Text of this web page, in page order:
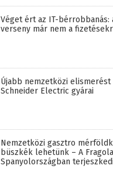
Véget ért az IT-bérrobbanás:
verseny már nem a
Újabb nemzetközi
Schneider Electric gyárai
Nemzetközi gasztro
büszkék lehetünk – A Fragola
Spanyolországban